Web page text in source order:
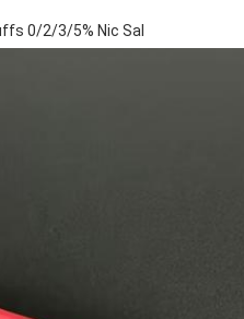
0/2/3/5% Nic Sal